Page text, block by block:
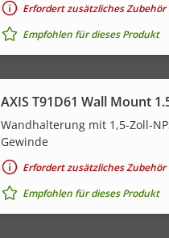
Erfordert zusätzliches Zubehör
Empfohlen für dieses Produkt
AXIS T91D61 Wall Mount
Wandhalterung mit 1,5-Zoll-
Gewinde
Erfordert zusätzliches Zubehör
Empfohlen für dieses Produkt